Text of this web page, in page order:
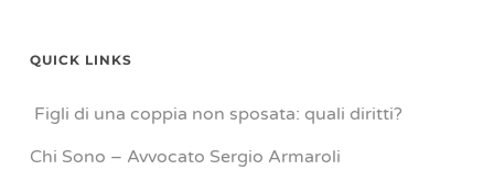
QUICK LINKS
Figli di una coppia non sposata: quali diritti?
Chi Sono – Avvocato Sergio Armaroli